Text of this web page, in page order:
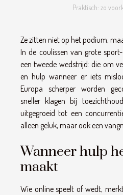
Praktisch: zo
Ze zitten niet op het podium,
In de coulissen van grote
een tweede wedstrijd: die om
en hulp wanneer er iets
Europa scherper worden
sneller klagen bij
uitgegroeid tot een
alleen geluk, maar ook een
Wanneer hulp
maakt
Wie online speelt of wedt,